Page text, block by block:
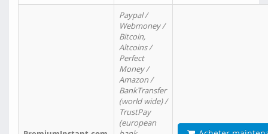
Paypal /
Webmoney /
Bitcoin,
Altcoins /
Perfect
Money /
Amazon /
BankTransfer
(world wide) /
TrustPay
(european